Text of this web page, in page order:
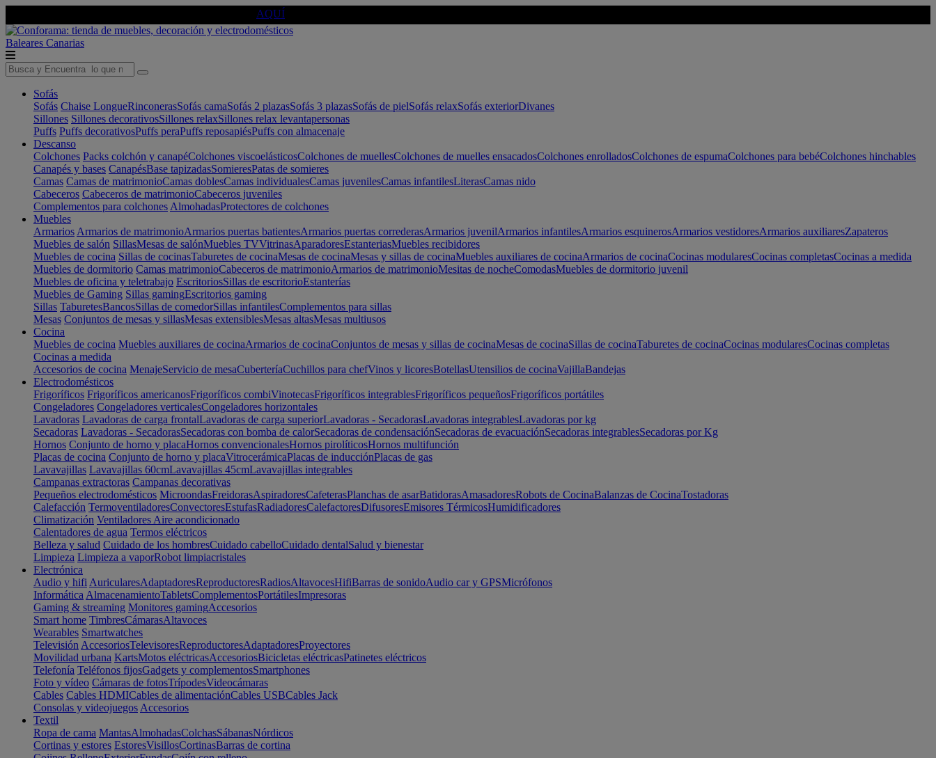
AQUÍ
Baleares Canarias
Sofás
Sofás Chaise LongueRinconerasSofás camaSofás 2 plazasSofás 3 plazasSofás de pielSofás relaxSofás exteriorDivanes
Sillones Sillones decorativosSillones relaxSillones relax levantapersonas
Puffs Puffs decorativosPuffs peraPuffs reposapiésPuffs con almacenaje
Descanso
Colchones Packs colchón y canapéColchones viscoelásticosColchones de muellesColchones de muelles ensacadosColchones enrolladosColchones de espumaColchones para bebéColchones hinchables
Canapés y bases CanapésBase tapizadasSomieresPatas de somieres
Camas Camas de matrimonioCamas doblesCamas individualesCamas juvenilesCamas infantilesLiterasCamas nido
Cabeceros Cabeceros de matrimonioCabeceros juveniles
Complementos para colchones AlmohadasProtectores de colchones
Muebles
Armarios Armarios de matrimonioArmarios puertas batientesArmarios puertas correderasArmarios juvenilArmarios infantilesArmarios esquinerosArmarios vestidoresArmarios auxiliaresZapateros
Muebles de salón SillasMesas de salónMuebles TVVitrinasAparadoresEstanteriasMuebles recibidores
Muebles de cocina Sillas de cocinasTaburetes de cocinaMesas de cocinaMesas y sillas de cocinaMuebles auxiliares de cocinaArmarios de cocinaCocinas modularesCocinas completasCocinas a medida
Muebles de dormitorio Camas matrimonioCabeceros de matrimonioArmarios de matrimonioMesitas de nocheComodasMuebles de dormitorio juvenil
Muebles de oficina y teletrabajo EscritoriosSillas de escritorioEstanterías
Muebles de Gaming Sillas gamingEscritorios gaming
Sillas TaburetesBancosSillas de comedorSillas infantilesComplementos para sillas
Mesas Conjuntos de mesas y sillasMesas extensiblesMesas altasMesas multiusos
Cocina
Muebles de cocina Muebles auxiliares de cocinaArmarios de cocinaConjuntos de mesas y sillas de cocinaMesas de cocinaSillas de cocinaTaburetes de cocinaCocinas modularesCocinas completas
Cocinas a medida
Accesorios de cocina MenajeServicio de mesaCuberteríaCuchillos para chefVinos y licoresBotellasUtensilios de cocinaVajillaBandejas
Electrodomésticos
Frigoríficos Frigoríficos americanosFrigoríficos combiVinotecasFrigoríficos integrablesFrigoríficos pequeñosFrigoríficos portátiles
Congeladores Congeladores verticalesCongeladores horizontales
Lavadoras Lavadoras de carga frontalLavadoras de carga superiorLavadoras - SecadorasLavadoras integrablesLavadoras por kg
Secadoras Lavadoras - SecadorasSecadoras con bomba de calorSecadoras de condensaciónSecadoras de evacuaciónSecadoras integrablesSecadoras por Kg
Hornos Conjunto de horno y placaHornos convencionalesHornos pirolíticosHornos multifunción
Placas de cocina Conjunto de horno y placaVitrocerámicaPlacas de inducciónPlacas de gas
Lavavajillas Lavavajillas 60cmLavavajillas 45cmLavavajillas integrables
Campanas extractoras Campanas decorativas
Pequeños electrodomésticos MicroondasFreidorasAspiradoresCafeterasPlanchas de asarBatidorasAmasadoresRobots de CocinaBalanzas de CocinaTostadoras
Calefacción TermoventiladoresConvectoresEstufasRadiadoresCalefactoresDifusoresEmisores TérmicosHumidificadores
Climatización Ventiladores Aire acondicionado
Calentadores de agua Termos eléctricos
Belleza y salud Cuidado de los hombresCuidado cabelloCuidado dentalSalud y bienestar
Limpieza Limpieza a vaporRobot limpiacristales
Electrónica
Audio y hifi AuricularesAdaptadoresReproductoresRadiosAltavocesHifiBarras de sonidoAudio car y GPSMicrófonos
Informática AlmacenamientoTabletsComplementosPortátilesImpresoras
Gaming & streaming Monitores gamingAccesorios
Smart home TimbresCámarasAltavoces
Wearables Smartwatches
Televisión AccesoriosTelevisoresReproductoresAdaptadoresProyectores
Movilidad urbana KartsMotos eléctricasAccesoriosBicicletas eléctricasPatinetes eléctricos
Telefonía Teléfonos fijosGadgets y complementosSmartphones
Foto y vídeo Cámaras de fotosTrípodesVideocámaras
Cables Cables HDMICables de alimentaciónCables USBCables Jack
Consolas y videojuegos Accesorios
Textil
Ropa de cama MantasAlmohadasColchasSábanasNórdicos
Cortinas y estores EstoresVisillosCortinasBarras de cortina